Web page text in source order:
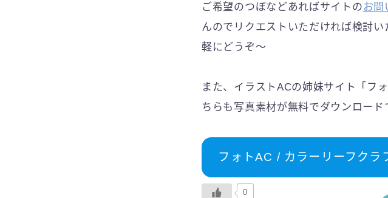
ご希望のつぼなどあればサイトの お問
んのでリクエストいただければ検討
軽にどうぞ〜
また、イラストACの姉妹サイト「フ
ちらも写真素材が無料でダウンロード
フォトAC / カラーリーフクラ
0